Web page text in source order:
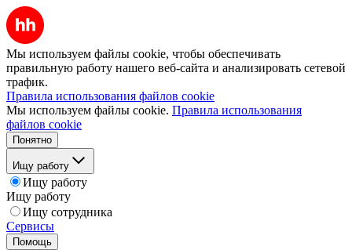
Мы используем файлы cookie, чтобы обеспечивать
правильную работу нашего веб-сайта и анализировать сетевой
трафик.
Правила использования файлов cookie
Мы используем файлы cookie. Правила использования
файлов cookie
Понятно
Ищу работу
Ищу работу
Ищу работу
Ищу сотрудника
Сервисы
Помощь